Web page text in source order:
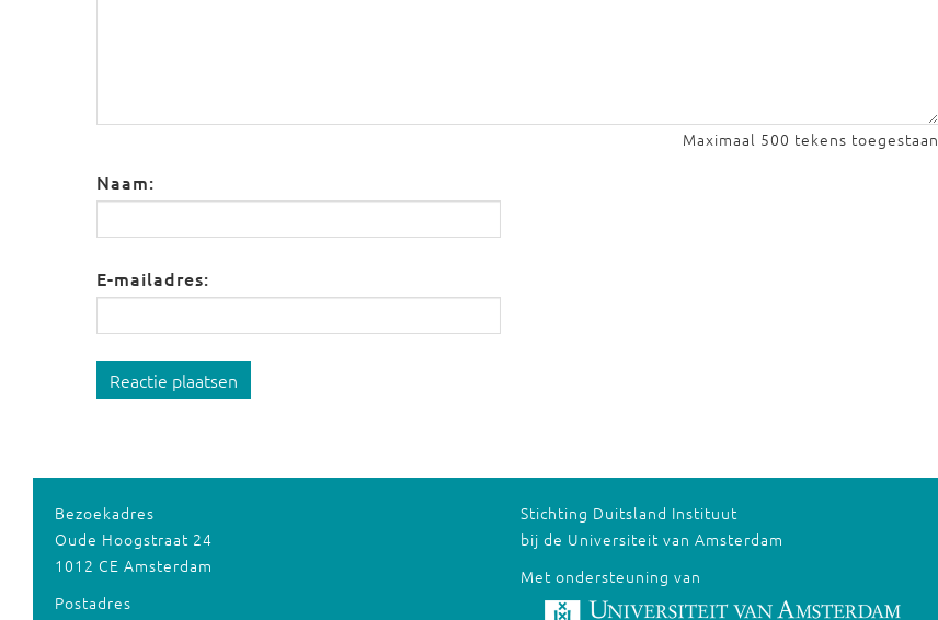
Maximaal 500 tekens toegestaan
Naam:
E-mailadres:
Reactie plaatsen
Bezoekadres
Oude Hoogstraat 24
1012 CE Amsterdam
Postadres
Stichting Duitsland Instituut
bij de Universiteit van Amsterdam
Met ondersteuning van